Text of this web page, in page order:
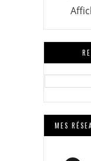
MES